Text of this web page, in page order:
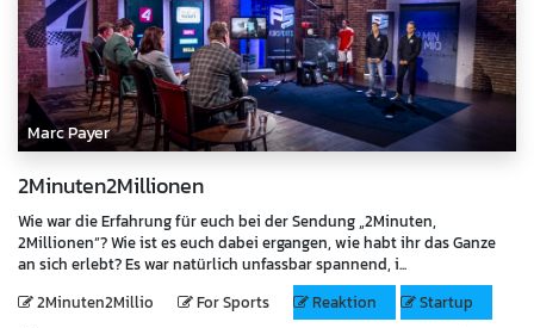
Marc Payer
2Minuten2Millionen
Wie war die Erfahrung für euch bei der Sendung „2Minuten,
2Millionen“? Wie ist es euch dabei ergangen, wie habt ihr das Ganze
an sich erlebt? Es war natürlich unfassbar spannend, i...
2Minuten2Millio
For Sports Reaktion Startup